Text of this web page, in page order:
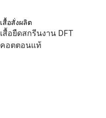
เสื้อสั่งผลิต
เสื้อยืดสกรีนงาน DFT
คอตตอนแท้